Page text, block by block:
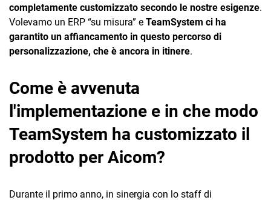
completamente customizzato secondo le nostre esigenze.
Volevamo un ERP “su misura” e TeamSystem ci ha
garantito un affiancamento in questo percorso di
personalizzazione, che è ancora in itinere.
Come è avvenuta
l'implementazione e in che modo
TeamSystem ha customizzato il
prodotto per Aicom?
Durante il primo anno, in sinergia con lo staff di